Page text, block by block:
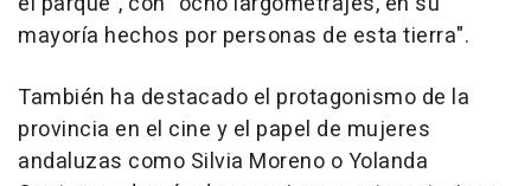
mayoría hechos por personas de esta tierra".
También ha destacado el protagonismo de la
provincia en el cine y el papel de mujeres
andaluzas como Silvia Moreno o Yolanda